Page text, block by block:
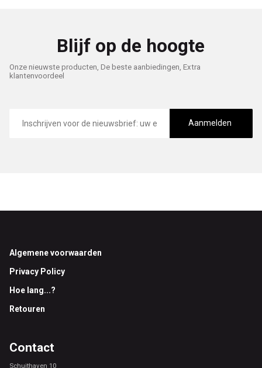
Blijf op de hoogte
Onze nieuwste producten, De beste aanbiedingen, Extra
klantenvoordeel
mailadres
Aanmelden
Footer
Algemene voorwaarden
Privacy Policy
Hoe lang...?
Retouren
Contact
Schuithaven 10